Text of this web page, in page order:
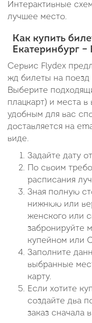
Интерактивные
лучшее место.
Как купить
Екатеринбург –
Сервис Flydex
жд билеты на поезд
Выберите
плацкарт) и места
удобным для вас
доставляется на
виде.
Задайте дату
По своим
расписания
Зная полную
нижнюю или
женского или
забронируйте
купейном или
Заполните
выбранные
карту.
Если хотите
создайте два
заказ сначала